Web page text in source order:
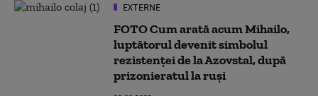
EXTERNE
FOTO Cum arată acum Mihailo,
luptătorul devenit simbolul
rezistenței de la Azovstal, după
prizonieratul la ruși